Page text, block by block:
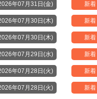
年07月31日(金) 新着
年07月30日(木) 新着
年07月30日(木) 新着
年07月29日(水) 新着
年07月28日(火) 新着
年07月28日(火) 新着